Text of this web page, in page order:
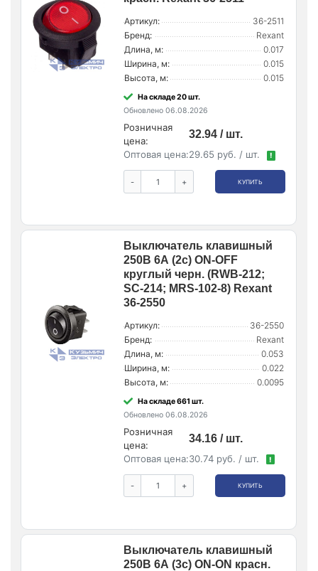
Артикул:
36-2511
Бренд:
Rexant
Длина, м:
0.017
Ширина, м:
0.015
Высота, м:
0.015
На складе 20 шт.
Обновлено 06.08.2026
Розничная
цена:
32.94 / шт.
Оптовая цена:29.65 руб. / шт. !
- + КУПИТЬ
Выключатель клавишный
250В 6А (2с) ON-OFF
круглый черн. (RWB-212;
SC-214; MRS-102-8) Rexant
36-2550
Артикул:
36-2550
Бренд:
Rexant
Длина, м:
0.053
Ширина, м:
0.022
Высота, м:
0.0095
На складе 661 шт.
Обновлено 06.08.2026
Розничная
цена:
34.16 / шт.
Оптовая цена:30.74 руб. / шт. !
- + КУПИТЬ
Выключатель клавишный
250В 6А (3с) ON-ON красн.